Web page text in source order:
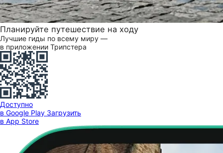
Планируйте путешествие на ходу
Лучшие гиды по всему миру —
в приложении Трипстера
Доступно
в Google Play Загрузить
в App Store